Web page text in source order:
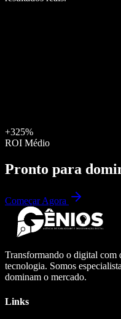
+325%
ROI Médio
Pronto para
Começar Agora
Transformando o digital com
tecnologia. Somos
dominam o mercado.
Links